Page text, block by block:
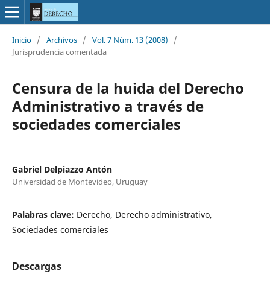
Inicio / Archivos / Vol. 7 Núm. 13 (2008)
/
Jurisprudencia comentada
Censura de la huida del Derecho
Administrativo a través de
sociedades comerciales
Gabriel Delpiazzo Antón
Universidad de Montevideo, Uruguay
Palabras clave: Derecho, Derecho administrativo,
Sociedades comerciales
Descargas